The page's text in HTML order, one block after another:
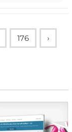
176 ›